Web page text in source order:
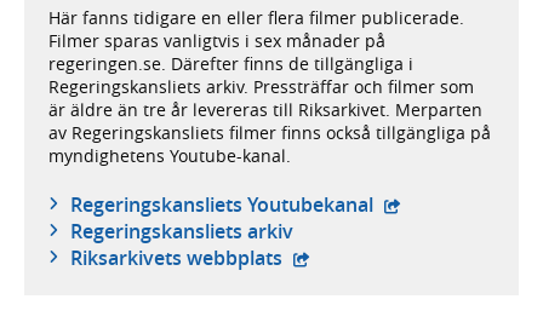
Här fanns tidigare en eller flera filmer publicerade.
Filmer sparas vanligtvis i sex månader på
regeringen.se. Därefter finns de tillgängliga i
Regeringskansliets arkiv. Pressträffar och filmer som
är äldre än tre år levereras till Riksarkivet. Merparten
av Regeringskansliets filmer finns också tillgängliga på
myndighetens Youtube-kanal.
Regeringskansliets Youtubekanal - extern
Regeringskansliets arkiv
Riksarkivets webbplats - extern webbplats,